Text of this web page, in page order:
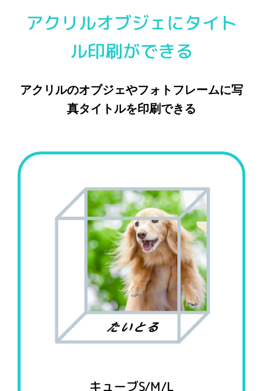
アクリルオブジェにタイト
ル印刷ができる
アクリルのオブジェやフォトフレームに写
真タイトルを印刷できる
キューブS/M/L